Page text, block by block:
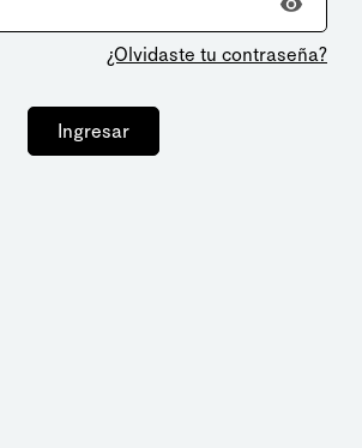
¿Olvidaste tu contraseña?
Ingresar